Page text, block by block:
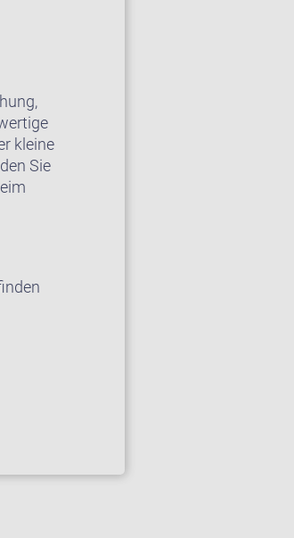
kleine
Sie